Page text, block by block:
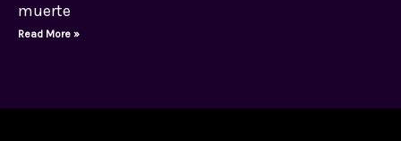
muerte
Read More »